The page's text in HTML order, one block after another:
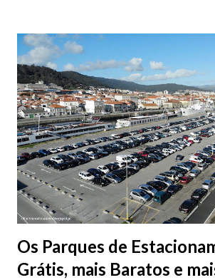
Os Parques de
Grátis, mais Baratos e